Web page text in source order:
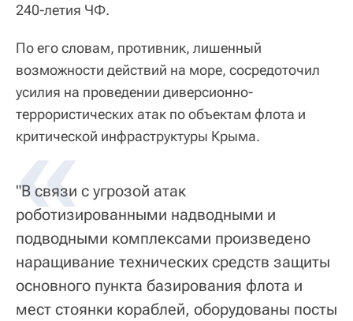
240-летия ЧФ.
По его словам, противник, лишенный
возможности действий на море, сосредоточил
усилия на проведении диверсионно-
террористических атак по объектам флота и
критической инфраструктуры Крыма.
«
"В связи с угрозой атак
роботизированными надводными и
подводными комплексами произведено
наращивание технических средств защиты
основного пункта базирования флота и
мест стоянки кораблей, оборудованы посты